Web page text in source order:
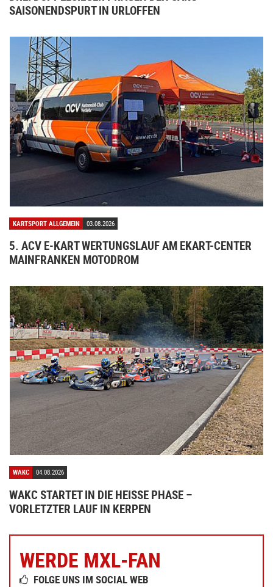
SAISONENDSPURT IN URLOFFEN
KARTSPORT ALLGEMEIN 03.08.2026
5. ACV E-KART WERTUNGSLAUF AM EKART-CENTER
MAINFRANKEN MOTODROM
WAKC 04.08.2026
WAKC STARTET IN DIE HEISSE PHASE – V
ORLETZTER LAUF IN KERPEN
WERDE MXL-FAN
FOLGE UNS IM SOCIAL WEB